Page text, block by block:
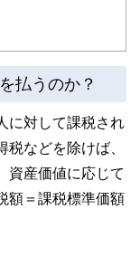
払うのか？
に対して課税され
などを除けば、
資産価値に応じて
額＝課税標準価額